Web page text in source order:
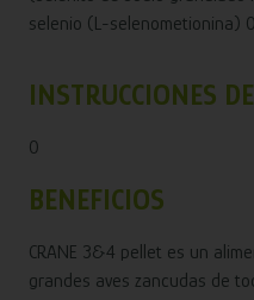
selenio (L-selenometionina)
INSTRUCCIONES
0
BENEFICIOS
CRANE 3&4 pellet es un
grandes aves zancudas de